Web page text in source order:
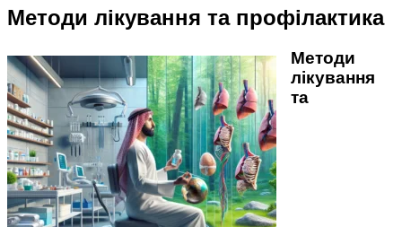
Методи лікування та профілактика
Методи
лікування
та